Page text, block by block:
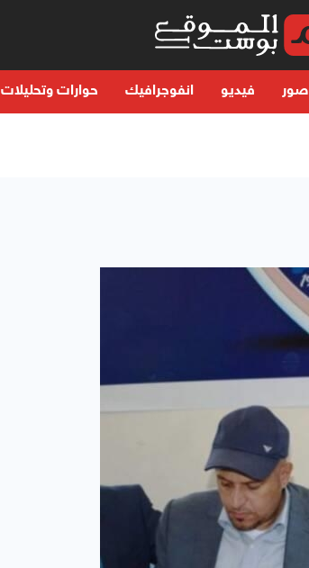
صور فيديو انفوجرافيك حوارات وتحليلات